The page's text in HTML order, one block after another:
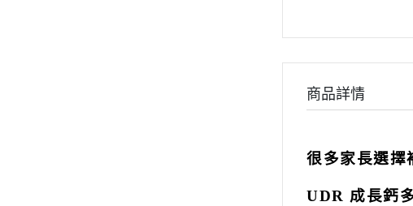
商品詳情
很多家長選擇
UDR 成長鈣